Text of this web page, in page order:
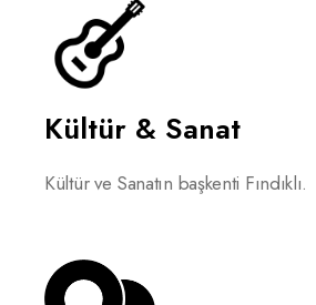
Kültür & Sanat
Kültür ve Sanatın başkenti Fındıklı.